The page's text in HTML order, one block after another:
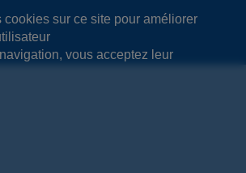
cookies sur ce site pour améliorer
vous acceptez leur